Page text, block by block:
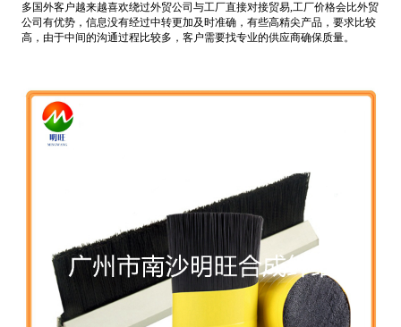
多国外客户越来越喜欢绕过外贸公司与工厂直接对接贸易,工厂价格会比外贸
公司有优势，信息没有经过中转更加及时准确，有些高精尖产品，要求比较
高，由于中间的沟通过程比较多，客户需要找专业的供应商确保质量。